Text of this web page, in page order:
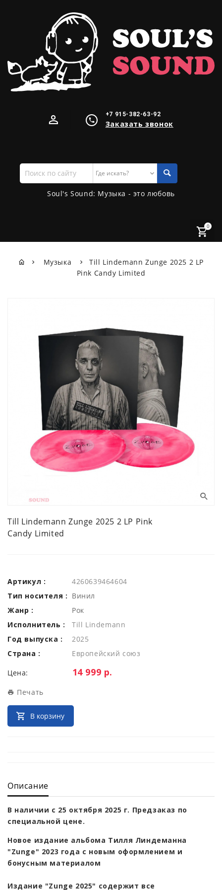
+7 915-382-63-92
Заказать звонок
Поиск
по
сайту
Soul's Sound: Музыка - это любовь
0
Музыка
Till Lindemann Zunge 2025 2 LP
Pink Candy Limited
Till Lindemann Zunge 2025 2 LP Pink
Candy Limited
Артикул :
4260639464604
Тип носителя : Винил
Жанр :
Рок
Исполнитель :
Till Lindemann
Год выпуска :
2025
Страна :
Европейский союз
Цена: Цена:
14 999 р.
Печать
В корзину
Описание
В наличии с 25 октября 2025 г. Предзаказ по
специальной цене.
Новое издание альбома Тилля Линдеманна
"Zunge" 2023 года с новым оформлением и
бонусным материалом
Издание "Zunge 2025" содержит все